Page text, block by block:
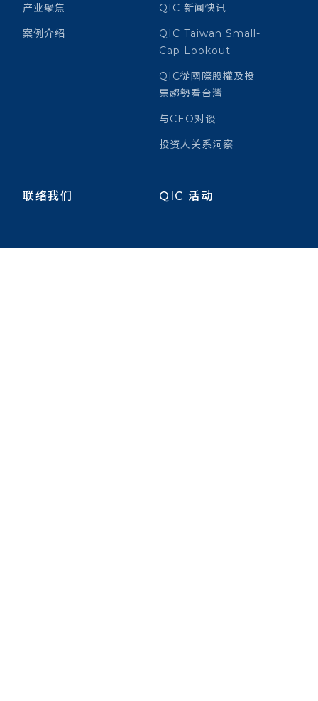
产业聚焦
案例介绍
QIC 新闻快讯
QIC Taiwan Small-
Cap Lookout
QIC從國際股權及投
票趨勢看台灣
与CEO对谈
投资人关系洞察
联络我们 QIC 活动